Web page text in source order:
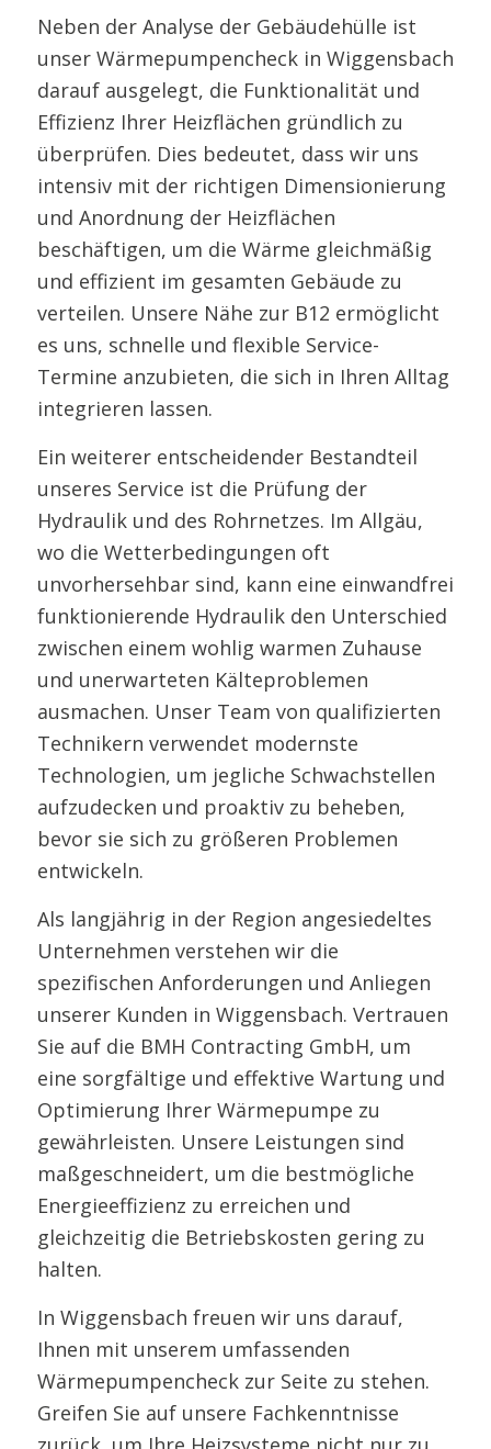
Neben der Analyse der Gebäudehülle ist
unser Wärmepumpencheck in Wiggensbach
darauf ausgelegt, die Funktionalität und
Effizienz Ihrer Heizflächen gründlich zu
überprüfen. Dies bedeutet, dass wir uns
intensiv mit der richtigen Dimensionierung
und Anordnung der Heizflächen
beschäftigen, um die Wärme gleichmäßig
und effizient im gesamten Gebäude zu
verteilen. Unsere Nähe zur B12 ermöglicht
es uns, schnelle und flexible Service-
Termine anzubieten, die sich in Ihren Alltag
integrieren lassen.
Ein weiterer entscheidender Bestandteil
unseres Service ist die Prüfung der
Hydraulik und des Rohrnetzes. Im Allgäu,
wo die Wetterbedingungen oft
unvorhersehbar sind, kann eine einwandfrei
funktionierende Hydraulik den Unterschied
zwischen einem wohlig warmen Zuhause
und unerwarteten Kälteproblemen
ausmachen. Unser Team von qualifizierten
Technikern verwendet modernste
Technologien, um jegliche Schwachstellen
aufzudecken und proaktiv zu beheben,
bevor sie sich zu größeren Problemen
entwickeln.
Als langjährig in der Region angesiedeltes
Unternehmen verstehen wir die
spezifischen Anforderungen und Anliegen
unserer Kunden in Wiggensbach. Vertrauen
Sie auf die BMH Contracting GmbH, um
eine sorgfältige und effektive Wartung und
Optimierung Ihrer Wärmepumpe zu
gewährleisten. Unsere Leistungen sind
maßgeschneidert, um die bestmögliche
Energieeffizienz zu erreichen und
gleichzeitig die Betriebskosten gering zu
halten.
In Wiggensbach freuen wir uns darauf,
Ihnen mit unserem umfassenden
Wärmepumpencheck zur Seite zu stehen.
Greifen Sie auf unsere Fachkenntnisse